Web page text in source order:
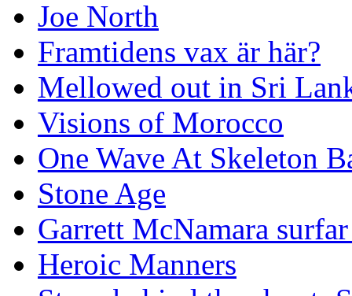
Joe North
Framtidens vax är här?
Mellowed out in Sri
Visions of Morocco
One Wave At Skeleton
Stone Age
Garrett McNamara
Heroic Manners